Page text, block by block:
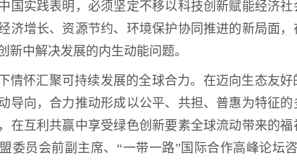
国实践表明，必须坚定不移以科技创新赋能经济
济增长、资源节约、环境保护协同推进的新局面
新中解决发展的内生动能问题。
怀汇聚可持续发展的全球合力。在迈向生态友好
导向，合力推动形成以公平、共担、普惠为特征
在互利共赢中享受绿色创新要素全球流动带来的
委员会前副主席、“一带一路”国际合作高峰论坛